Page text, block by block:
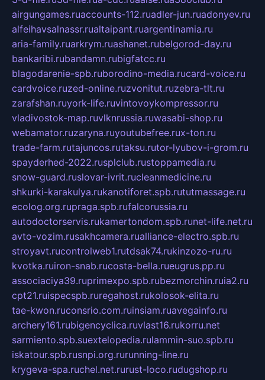
airgungames.ruaccounts-112.ruadler-jun.ruadonyev.ru
alfeihavsalnassr.rualtaipant.ruargentinamia.ru
aria-family.ruarkrym.ruashanet.rubelgorod-day.ru
bankaribi.rubandamn.rubigfatcc.ru
blagodarenie-spb.ruborodino-media.rucard-voice.ru
cardvoice.ruzed-online.ruzvonitut.ruzebra-tlt.ru
zarafshan.ruyork-life.ruvintovoykompressor.ru
vladivostok-map.ruvlknrussia.ruwasabi-shop.ru
webamator.ruzaryna.ruyoutubefree.rux-ton.ru
trade-farm.rutajuncos.rutaksu.rutor-lyubov-i-grom.ru
spayderhed-2022.rusplclub.rustoppamedia.ru
snow-guard.ruslovar-ivrit.rucleanmedicine.ru
shkurki-karakulya.rukanotiforet.spb.rututmassage.ru
ecolog.org.rupraga.spb.rufalcorussia.ru
autodoctorservis.rukamertondom.spb.runet-life.net.ru
avto-vozim.rusakhcamera.rualliance-electro.spb.ru
stroyavt.rucontrolweb1.rutdsak74.rukinzozo-ru.ru
kvotka.ruiron-snab.rucosta-bella.rueugrus.pp.ru
associaciya39.ruprimexpo.spb.rubezmorchin.ruia2.ru
cpt21.ruispecspb.ruregahost.rukolosok-elita.ru
tae-kwon.ruconsrio.com.ruinsiam.ruavegainfo.ru
archery161.rubigencyclica.ruvlast16.rukorru.net
sarmiento.spb.suextelopedia.rulammin-suo.spb.ru
iskatour.spb.rusnpi.org.rurunning-line.ru
krygeva-spa.ruchel.net.rurust-loco.rudugshop.ru